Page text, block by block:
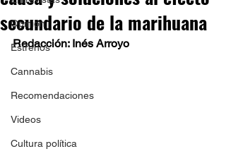
Opinión
Estrenos
Cannabis
Recomendaciones
Videos
Cultura política
secundario de la marihuana
Redacción: Inés Arroyo